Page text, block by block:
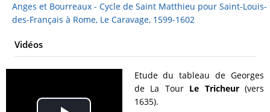
Anges et Bourreaux - Cycle de Saint Matthieu pour Saint-Louis-
des-Français à Rome, Le Caravage, 1599-1602
Vidéos
Etude du tableau de Georges
de La Tour Le Tricheur(vers
1635).